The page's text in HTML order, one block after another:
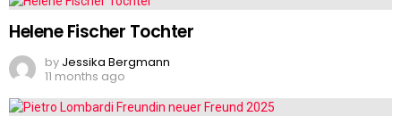
Helene Fischer Tochter
by Jessika Bergmann
11 months ago